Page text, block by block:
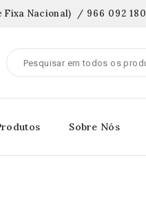
Fixa Nacional) / 966 092 180
Sobre Nós